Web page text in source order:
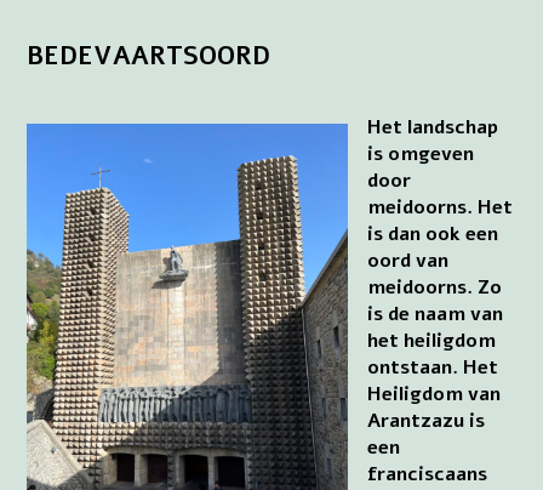
BEDEVAARTSOORD
Het landschap
is omgeven
door
meidoorns. Het
is dan ook een
oord van
meidoorns. Zo
is de naam van
het heiligdom
ontstaan. Het
Heiligdom van
Arantzazu is
een
franciscaans